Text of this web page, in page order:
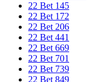
22 Bet 145
22 Bet 172
22 Bet 206
22 Bet 441
22 Bet 669
22 Bet 701
22 Bet 739
22 Bet 849